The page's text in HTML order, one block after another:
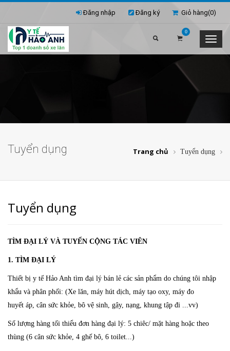
Giỏ hàng(0)
Đăng nhập Đăng ký
0
Tuyển dụng Trang chủ Tuyển dụng
Tuyển dụng
TÌM ĐẠI LÝ VÀ TUYỂN CỘNG TÁC VIÊN
1. TÌM ĐẠI LÝ
Thiết bị y tế Hảo Anh tìm đại lý bán lẻ các sản phẩm do chúng tôi nhập
khẩu và phân phối: (Xe lăn, máy hút dịch, máy tạo oxy, máy đo
huyết áp, cân sức khỏe, bô vệ sinh, gậy, nạng, khung tập đi ...vv)
Số lượng hàng tối thiểu đơn hàng đại lý: 5 chiêc/ mặt hàng hoặc theo
thùng (6 cân sức khỏe, 4 ghế bô, 6 toilet...)